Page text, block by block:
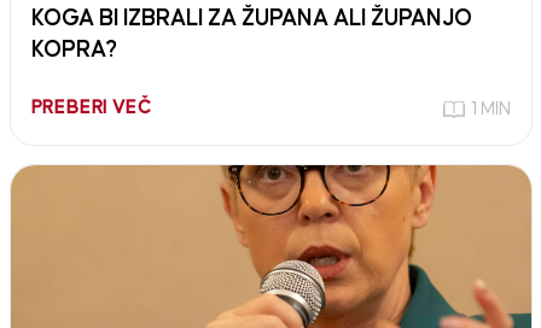
KOGA BI IZBRALI ZA ŽUPANA ALI ŽUPANJO
KOPRA?
PREBERI VEČ 1 MIN